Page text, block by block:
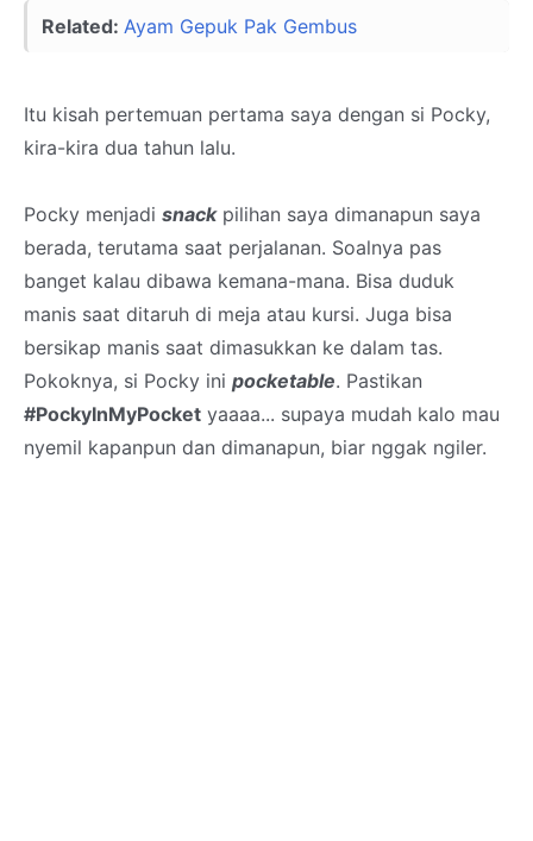
Related: Ayam Gepuk Pak Gembus
Itu kisah pertemuan pertama saya dengan si Pocky,
kira-kira dua tahun lalu.
Pocky menjadi snackpilihan saya dimanapun saya
berada, terutama saat perjalanan. Soalnya pas
banget kalau dibawa kemana-mana. Bisa duduk
manis saat ditaruh di meja atau kursi. Juga bisa
bersikap manis saat dimasukkan ke dalam tas.
Pokoknya, si Pocky ini pocketable. Pastikan
#PockyInMyPocket yaaaa... supaya mudah kalo mau
nyemil kapanpun dan dimanapun, biar nggak ngiler.